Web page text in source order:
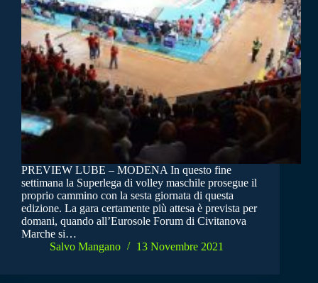
PREVIEW LUBE – MODENA In questo fine
settimana la Superlega di volley maschile prosegue il
proprio cammino con la sesta giornata di questa
edizione. La gara certamente più attesa è prevista per
domani, quando all’Eurosole Forum di Civitanova
Marche si…
Salvo Mangano
13 Novembre 2021